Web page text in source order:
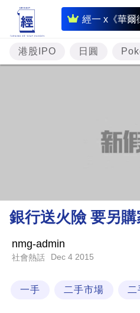
經一 x《華爾
即
時
財
經
理
財
業
技
港股IPO 日圓
銀行送火險 要另購
nmg-admin
社會熱話 Dec 4 2015
一手 二手市場 二